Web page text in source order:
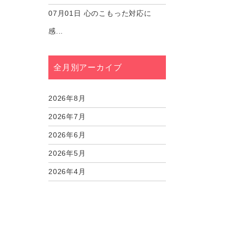
07月01日 心のこもった対応に
感...
全月別アーカイブ
2026年8月
2026年7月
2026年6月
2026年5月
2026年4月